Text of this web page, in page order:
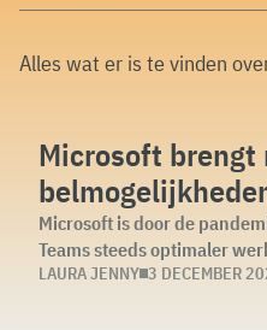
Alles wat er is te vinden
Microsoft brengt
Microsoft is door de
Teams steeds optimaler
LAURA JENNY 3 DECEMBER